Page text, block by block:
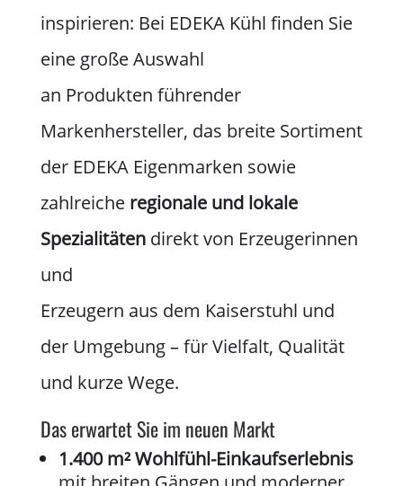
inspirieren: Bei EDEKA Kühl finden Sie
eine große Auswahl
an Produkten führender
Markenhersteller, das breite Sortiment
der EDEKA Eigenmarken sowie
zahlreiche regionale und lokale
Spezialitätendirekt von Erzeugerinnen
und
Erzeugern aus dem Kaiserstuhl und
der Umgebung – für Vielfalt, Qualität
und kurze Wege.
Das erwartet Sie im neuen Markt
1.400 m² Wohlfühl-Einkaufserlebnis